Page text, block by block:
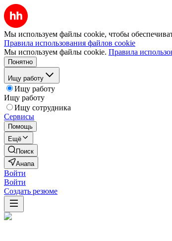
Мы используем файлы cookie, чтобы
Правила использования файлов cookie
Мы используем файлы cookie. Правила
Понятно
Ищу работу
Ищу работу
Ищу работу
Ищу сотрудника
Сервисы
Помощь
Ещё
Поиск
Анапа
Войти
Войти
Создать резюме